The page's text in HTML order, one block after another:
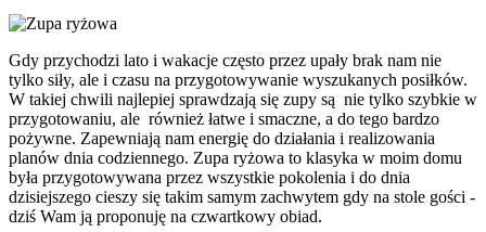
Gdy przychodzi lato i wakacje często przez upały brak nam nie
tylko siły, ale i czasu na przygotowywanie wyszukanych posiłków.
W takiej chwili najlepiej sprawdzają się zupy są nie tylko szybkie w
przygotowaniu, ale również łatwe i smaczne, a do tego bardzo
pożywne. Zapewniają nam energię do działania i realizowania
planów dnia codziennego. Zupa ryżowa to klasyka w moim domu
była przygotowywana przez wszystkie pokolenia i do dnia
dzisiejszego cieszy się takim samym zachwytem gdy na stole gości -
dziś Wam ją proponuję na czwartkowy obiad.